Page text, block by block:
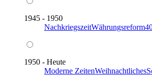
1945 - 1950
NachkriegszeitWährungsreform
1950 - Heute
Moderne ZeitenWeihnachtliches